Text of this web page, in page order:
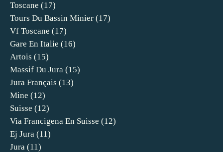
Toscane (17)
Tours Du Bassin Minier (17)
Vf Toscane (17)
Gare En Italie (16)
Artois (15)
Massif Du Jura (15)
Jura Français (13)
Mine (12)
Suisse (12)
Via Francigena En Suisse (12)
Ej Jura (11)
Jura (11)